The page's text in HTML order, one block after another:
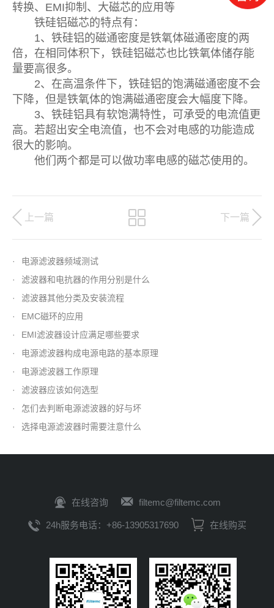
转换、EMI抑制、大磁芯的应用等
铁硅铝磁芯的特点有：
1、铁硅铝的磁通密度是铁氧体磁通密度的两
倍，在相同体积下，铁硅铝磁芯也比铁氧体储存能
量要高很多。
2、在高温条件下，铁硅铝的饱满磁通密度不会
下降，但是铁氧体的饱满磁通密度会大幅度下降。
3、铁硅铝具有软饱满特性，可承受的电流值更
高。若超出安全电流值，也不会对电感的功能造成
很大的影响。
他们两个都是可以做功率电感的磁芯使用的。
上一篇 下一篇
·
电源滤波器频域测试
·
滤波器和电抗器的作用分别是什么
·
滤波器其他分类及安装流程
·
EMC磁环的应用
·
EMI滤波器设计应满足哪些要求
·
电源滤波器构成电源电路的基本原理
·
电源滤波器工作原理
·
滤波器应该如何选型
·
怎们去判断电源滤波器的好与坏
·
选择电源滤波器时需要注意什么
在线咨询 filtemc@filtemc.com
24h服务电话：+86-13905317690 在线购买